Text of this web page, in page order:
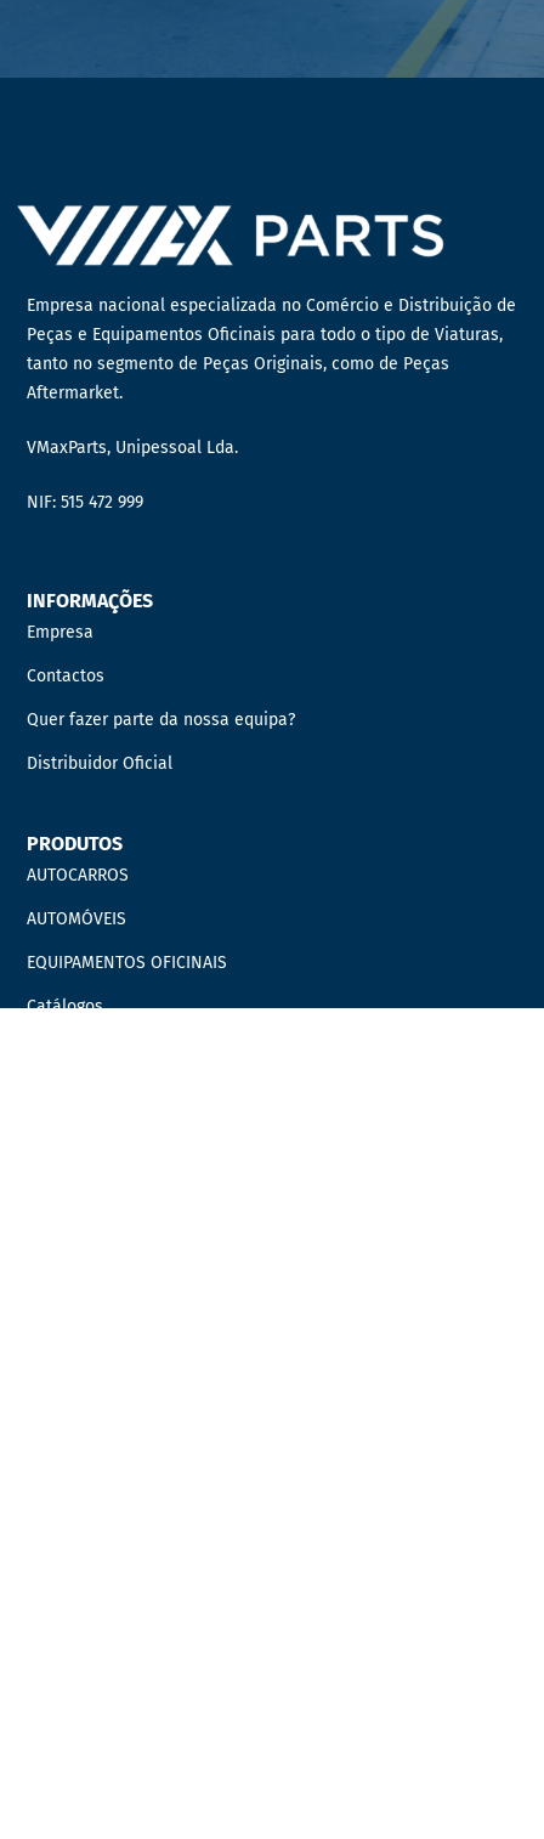
Empresa nacional especializada no Comércio e Distribuição de
Peças e Equipamentos Oficinais para todo o tipo de Viaturas,
tanto no segmento de Peças Originais, como de Peças
Aftermarket.
VMaxParts, Unipessoal Lda.
NIF: 515 472 999
INFORMAÇÕES
Empresa
Contactos
Quer fazer parte da nossa equipa?
Distribuidor Oficial
PRODUTOS
AUTOCARROS
AUTOMÓVEIS
EQUIPAMENTOS OFICINAIS
Catálogos